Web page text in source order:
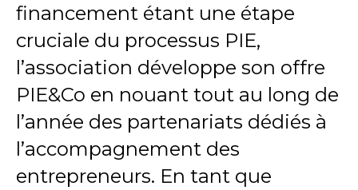
financement étant une étape
cruciale du processus PIE,
l’association développe son offre
PIE&Co en nouant tout au long de
l’année des partenariats dédiés à
l’accompagnement des
entrepreneurs. En tant que